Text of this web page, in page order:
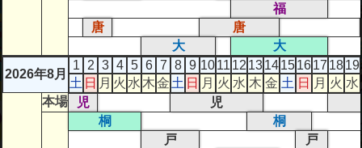
福
唐
唐
大
大
2026年8月
1 2 3 4 5 6 7 8 9 1011 12 1314151617 1819
土 日 月 火 水 木金 土 日 月 火 水 木 金 土 日 月 火 水
本場 児 児
桐
桐
戸
戸